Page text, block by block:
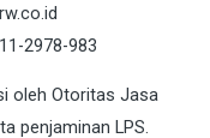
2978-983
oleh Otoritas Jasa
penjaminan LPS.